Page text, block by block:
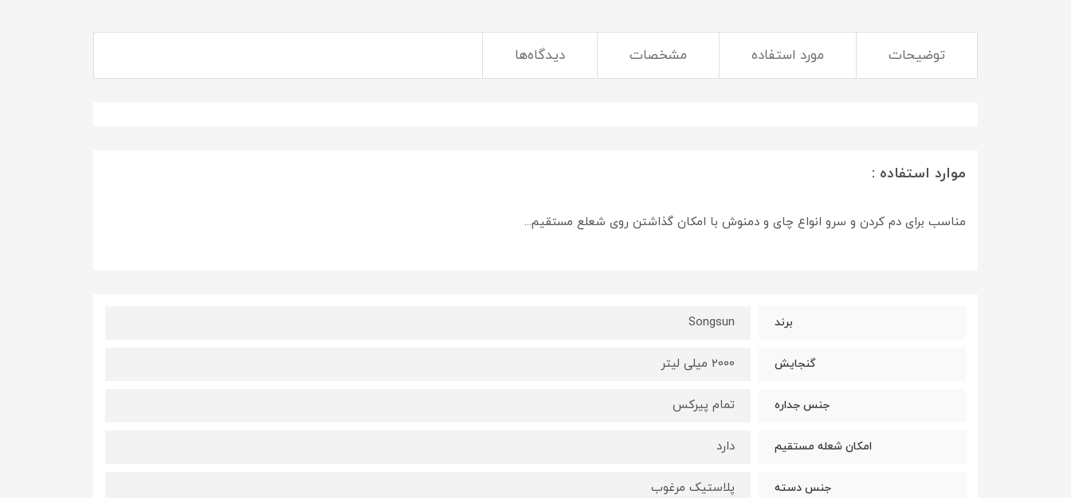
توضیحات مورد استفاده مشخصات دیدگاه‌ها
موارد استفاده :
مناسب برای دم کردن و سرو انواع چای و دمنوش با امکان گذاشتن روی شعلع مستقیم...
برند Songsun
گنجایش 2000 میلی لیتر
جنس جداره تمام پیرکس
امکان شعله مستقیم دارد
جنس دسته پلاستیک مرغوب